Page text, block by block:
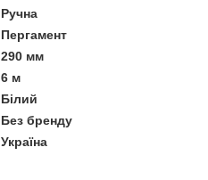
Ручна
Пергамент
290 мм
6 м
Білий
Без бренду
Україна